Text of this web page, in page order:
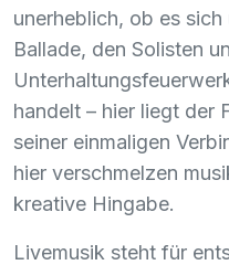
unerheblich, ob es
Ballade, den Solisten
handelt – hier liegt der
seiner einmaligen
hier verschmelzen
kreative Hingabe.
Livemusik steht für